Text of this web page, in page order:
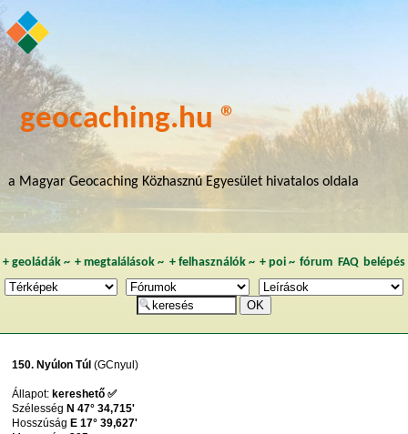
geocaching.hu ®
a Magyar Geocaching Közhasznú Egyesület hivatalos oldala
+ geoládák~ +megtalálások ~ + felhasználók~ + poi~ fórum FAQ belépés
150. Nyúlon Túl (GCnyul)
Állapot: kereshető ✅
Szélesség N 47° 34,715'
Hosszúság E 17° 39,627'